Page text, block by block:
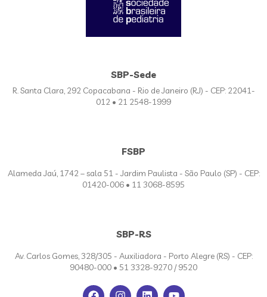
SBP-Sede
R. Santa Clara, 292 Copacabana - Rio de Janeiro (RJ) - CEP: 22041-
012 • 21 2548-1999
FSBP
Alameda Jaú, 1742 – sala 51 - Jardim Paulista - São Paulo (SP) - CEP:
01420-006 • 11 3068-8595
SBP-RS
Av. Carlos Gomes, 328/305 - Auxiliadora - Porto Alegre (RS) - CEP:
90480-000 • 51 3328-9270 / 9520